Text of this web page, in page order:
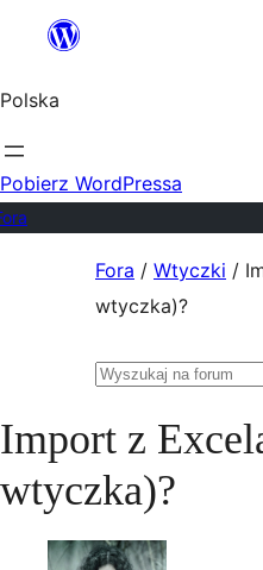
Przejdź
treści
Polska
Pobierz WordPressa
Fora / Wtyczki /
wtyczka)?
Szukaj:
Import z
wtyczka)?